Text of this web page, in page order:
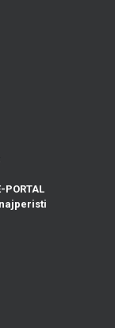
PORTAL